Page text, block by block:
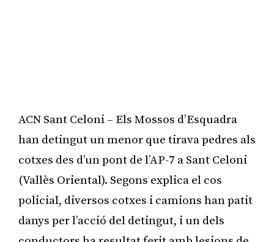
ACN Sant Celoni – Els Mossos d’Esquadra
han detingut un menor que tirava pedres als
cotxes des d’un pont de l’AP-7 a Sant Celoni
(Vallès Oriental). Segons explica el cos
policial, diversos cotxes i camions han patit
danys per l’acció del detingut, i un dels